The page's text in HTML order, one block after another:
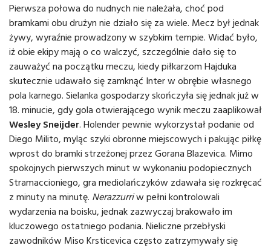
Pierwsza połowa do nudnych nie należała, choć pod
bramkami obu drużyn nie działo się za wiele. Mecz był jednak
żywy, wyraźnie prowadzony w szybkim tempie. Widać było,
iż obie ekipy mają o co walczyć, szczególnie dało się to
zauważyć na początku meczu, kiedy piłkarzom Hajduka
skutecznie udawało się zamknąć Inter w obrębie własnego
pola karnego. Sielanka gospodarzy skończyła się jednak już w
18. minucie, gdy gola otwierającego wynik meczu zaaplikował
Wesley Sneijder. Holender pewnie wykorzystał podanie od
Diego Milito, myląc szyki obronne miejscowych i pakując piłkę
wprost do bramki strzeżonej przez Gorana Blazevica. Mimo
spokojnych pierwszych minut w wykonaniu podopiecznych
Stramaccioniego, gra mediolańczyków zdawała się rozkręcać
z minuty na minutę. Nerazzurriw pełni kontrolowali
wydarzenia na boisku, jednak zazwyczaj brakowało im
kluczowego ostatniego podania. Nieliczne przebłyski
zawodników Miso Krsticevica często zatrzymywały się